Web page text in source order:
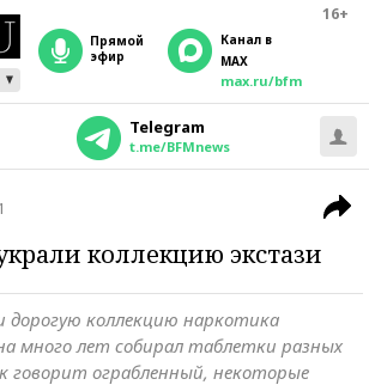
16+
прямой
эфир
Канал в
MAX
max.ru/bfm
Telegram
t.me/BFMnews
коллекцию экстази
дорогую коллекцию наркотика
много лет собирал таблетки разных
говорит ограбленный, некоторые